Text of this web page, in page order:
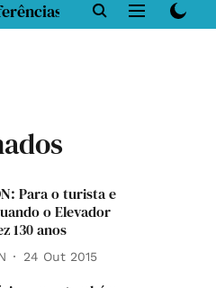
DN LAB
Para o turista e
o Elevador
130 anos
24 Out 2015